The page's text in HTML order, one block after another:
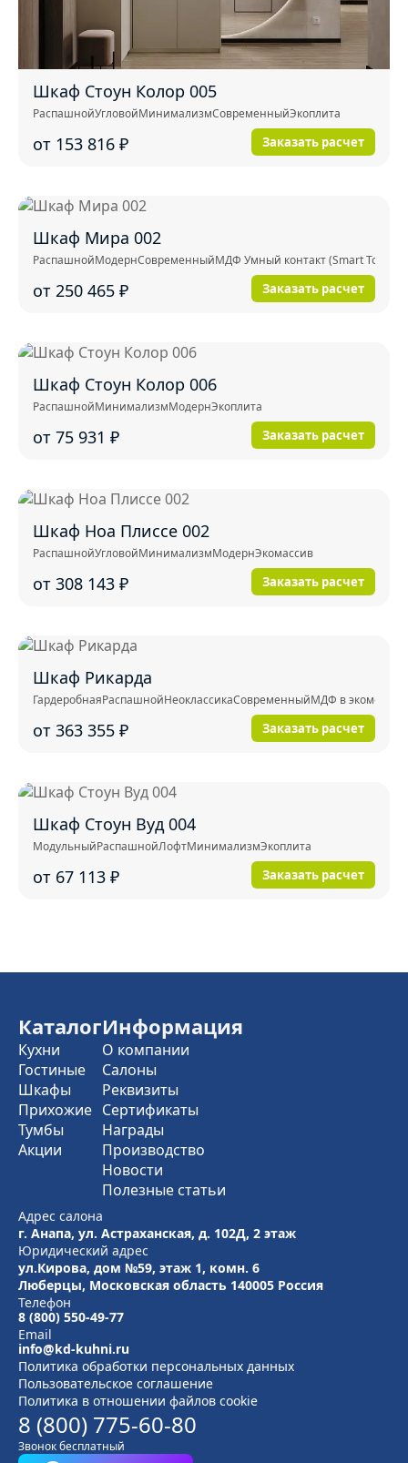
Шкаф Стоун Колор 005
РаспашнойУгловойМинимализмСовременныйЭкоплита
от 153 816 ₽ Заказать расчет
Шкаф Мира 002
РаспашнойМодернСовременныйМДФ Умный контакт (Smart Touch)
от 250 465 ₽ Заказать расчет
Шкаф Стоун Колор 006
РаспашнойМинимализмМодернЭкоплита
от 75 931 ₽ Заказать расчет
Шкаф Ноа Плиссе 002
РаспашнойУгловойМинимализмМодернЭкомассив
от 308 143 ₽ Заказать расчет
Шкаф Рикарда
ГардеробнаяРаспашнойНеоклассикаСовременныйМДФ в
от 363 355 ₽ Заказать расчет
Шкаф Стоун Вуд 004
МодульныйРаспашнойЛофтМинимализмЭкоплита
от 67 113 ₽ Заказать расчет
Каталог
Кухни
Гостиные
Шкафы
Прихожие
Тумбы
Акции
Информация
О компании
Салоны
Реквизиты
Сертификаты
Награды
Производство
Новости
Полезные статьи
Адрес салона
г. Анапа, ул. Астраханская, д. 102Д, 2 этаж
Юридический адрес
ул.Кирова, дом №59, этаж 1, комн. 6
Люберцы, Московская область 140005 Россия
Телефон
8 (800) 550-49-77
Email
info@kd-kuhni.ru
Политика обработки персональных данных
Пользовательское соглашение
Политика в отношении файлов cookie
8 (800) 775-60-80
Звонок бесплатный